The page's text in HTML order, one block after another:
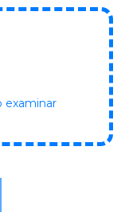
examinar